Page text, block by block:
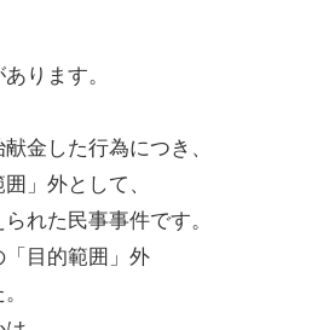
ります。
金した行為につき、
」外として、
れた民事事件です。
目的範囲」外